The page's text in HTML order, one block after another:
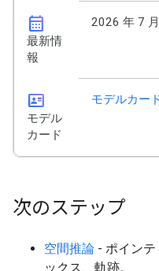
calendar_month
最新情
報
2026 年 7 月
id_card
モデル
カード
モデルカー
次のステップ
空間推論 - ポイン
ックス、軌跡。